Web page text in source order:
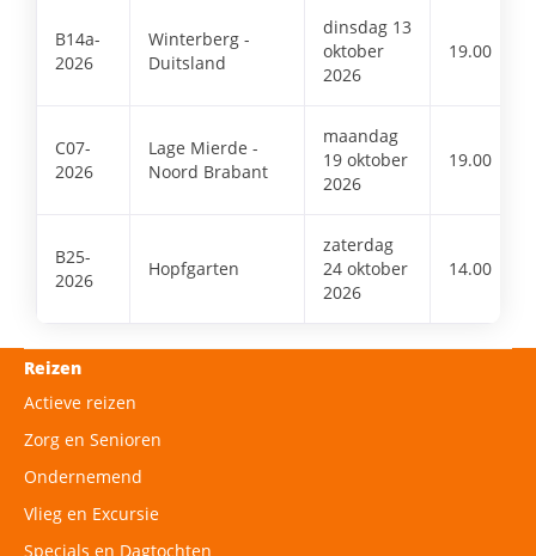
B14a-
2026
Winterberg -
Duitsland
dinsdag 13
oktober
2026
19.00
C07-
2026
Lage Mierde -
Noord Brabant
maandag
19 oktober
2026
19.00
B25-
2026
Hopfgarten
zaterdag
24 oktober
2026
14.00
Reizen
Actieve reizen
Zorg en Senioren
Ondernemend
Vlieg en Excursie
Specials en Dagtochten